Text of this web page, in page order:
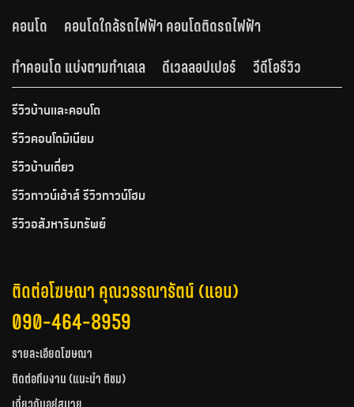
คอนโด
คอนโดใกล้รถไฟฟ้า คอนโดติดรถไฟฟ้า
ทำคอนโด แบ่งตามทำเลเล
ดีเวลลอปเปอร์ วีดีโอรีวิว
รีวิวบ้านและคอนโด
รีวิวคอนโดมิเนียม
รีวิวบ้านเดี่ยว
รีวิวทาวน์เฮ้าส์ รีวิวทาวน์โฮม
รีวิวอสังหาริมทรัพย์
ติดต่อโฆษณา คุณวรรณารัตน์ (แอน)
090-464-8959
รายละเอียดโฆษณา
ติดต่อทีมงาน (แนะนำ ติชม)